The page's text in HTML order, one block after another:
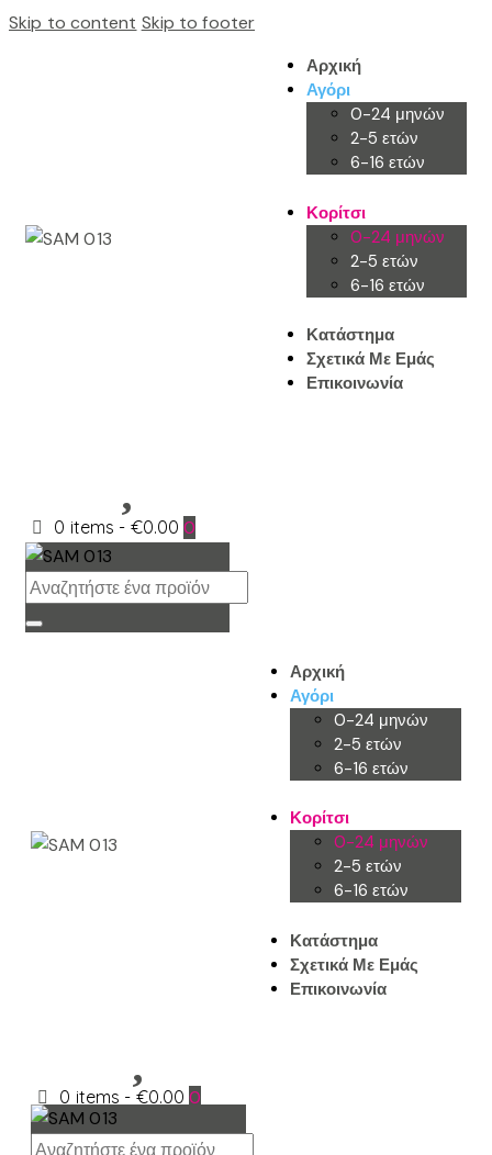
Skip to content Skip to footer
Αρχική
Αγόρι
0-24 μηνών
2-5 ετών
6-16 ετών
Κορίτσι
0-24 μηνών
2-5 ετών
6-16 ετών
Κατάστημα
Σχετικά Με Εμάς
Επικοινωνία
0 items - €0.00 0
Αρχική
Αγόρι
0-24 μηνών
2-5 ετών
6-16 ετών
Κορίτσι
0-24 μηνών
2-5 ετών
6-16 ετών
Κατάστημα
Σχετικά Με Εμάς
Επικοινωνία
0 items - €0.00 0